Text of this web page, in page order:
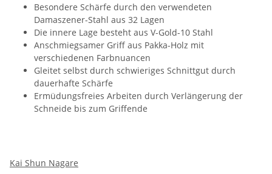
Besondere Schärfe durch den verwendeten
Damaszener-Stahl aus 32 Lagen
Die innere Lage besteht aus V-Gold-10 Stahl
Anschmiegsamer Griff aus Pakka-Holz mit
verschiedenen Farbnuancen
Gleitet selbst durch schwieriges Schnittgut durch
dauerhafte Schärfe
Ermüdungsfreies Arbeiten durch Verlängerung der
Schneide bis zum Griffende
Kai Shun Nagare